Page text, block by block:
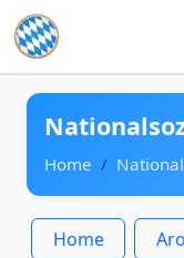
Zum Inhalt springen
Home
Home